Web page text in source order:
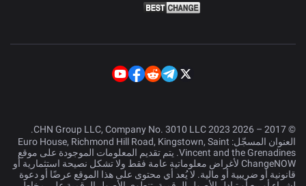
© 2017 – 2026 CHN Group LLC, Company No. 3010 LLC 2023.
العنوان المسجّل: Euro House, Richmond Hill Road, Kingstown, Saint
Vincent and the Grenadines. يتم تقديم المعلومات الموجودة على موقع
ChangeNOW لأغراض معلوماتية عامة فقط ولا تشكل نصيحة استثمارية أو
قانونية أو ضريبية أو مالية. لا يُعد أي محتوى على هذا الموقع عرضًا أو دعوة